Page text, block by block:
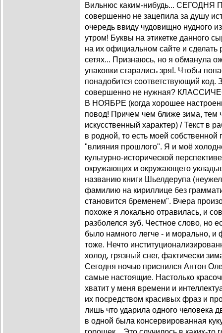
Вильнюс каким-нибудь...
совершенно не зацепила за душу
очередь ввиду чудовищно нудного
утром! Буквы на этикетке данного
на их официальном сайте и сделать
сетях... Признаюсь, но я обманула
упаковки старались зря!. Чтобы
понадобится соответствующий
совершенно не нужная?
В НОЯБРЕ (когда хорошее
повод! Причем чем ближе зима, тем
искусственный характер) / Текст в
в родной, то есть моей
"влияния прошлого". Я и моё
культурно-исторической
окружающих и окружающего
названию книги Шьелдерупа
фамилию на кириллице без
становится бременем". Вчера
похоже я локально отравилась, и
разболелся зуб. Честное слово, но
было намного легче - и морально, и
тоже. Нечто
холод, грязный снег, фактически
Сегодня ночью приснился Антон
самые настоящие. Настолько
хватит у меня времени и
их посредством красивых фраз и
лишь что ударила одного
в одной была консервированная